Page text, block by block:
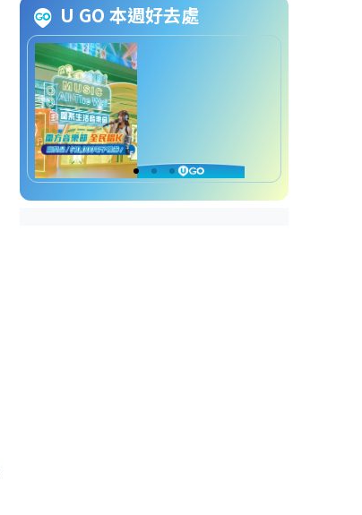
U GO 本週好去處